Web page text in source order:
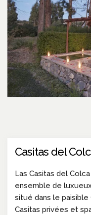
Casitas del
Las Casitas del
ensemble de
situé dans le paisible
Casitas privées et